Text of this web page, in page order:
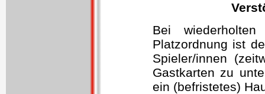
Bei
Platzordnung ist
Spieler/innen
Gastkarten zu
ein (befristetes)